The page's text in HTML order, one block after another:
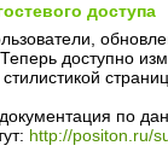
доступа
доступно
стилистикой
по
http://positon.ru/